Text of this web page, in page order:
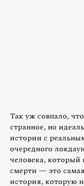
Так уж совпало,
странное, но
истории с
очередного
человека, который
смерти — это
история, которую